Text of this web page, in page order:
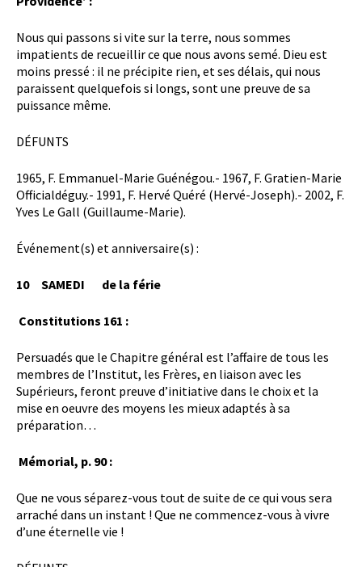
Nous qui passons si vite sur la terre, nous sommes
impatients de recueillir ce que nous avons semé. Dieu est
moins pressé : il ne précipite rien, et ses délais, qui nous
paraissent quelquefois si longs, sont une preuve de sa
puissance même.
DÉFUNTS
1965, F. Emmanuel-Marie Guénégou.- 1967, F. Gratien-Marie
Officialdéguy.- 1991, F. Hervé Quéré (Hervé-Joseph).- 2002, F.
Yves Le Gall (Guillaume-Marie).
Événement(s) et anniversaire(s) :
10 SAMEDI de la férie
Constitutions 161 :
Persuadés que le Chapitre général est l’affaire de tous les
membres de l’Institut, les Frères, en liaison avec les
Supérieurs, feront preuve d’initiative dans le choix et la
mise en oeuvre des moyens les mieux adaptés à sa
préparation…
Mémorial, p. 90 :
Que ne vous séparez-vous tout de suite de ce qui vous sera
arraché dans un instant ! Que ne commencez-vous à vivre
d’une éternelle vie !